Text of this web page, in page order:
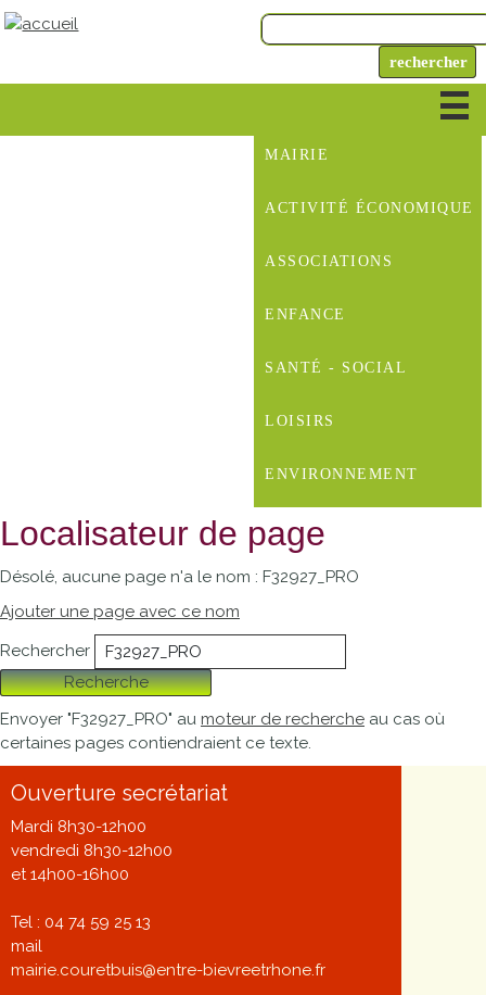
MAIRIE
ACTIVITÉ ÉCONOMIQUE
ASSOCIATIONS
ENFANCE
SANTÉ - SOCIAL
LOISIRS
ENVIRONNEMENT
Localisateur de page
Désolé, aucune page n'a le nom : F32927_PRO
Ajouter une page avec ce nom
Rechercher
Recherche
Envoyer "F32927_PRO" au moteur de recherche au cas où
certaines pages contiendraient ce texte.
Ouverture secrétariat
Mardi 8h30-12h00
vendredi 8h30-12h00
et 14h00-16h00
Tel : 04 74 59 25 13
mail
mairie.couretbuis@entre-bievreetrhone.fr